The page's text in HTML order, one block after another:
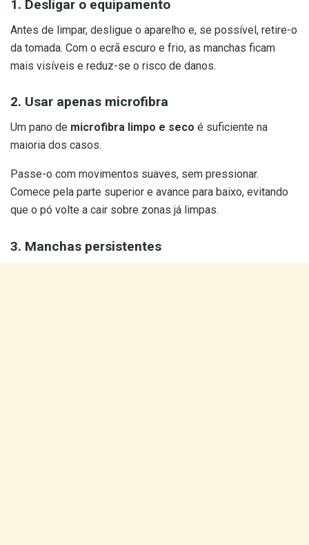
1. Desligar o equipamento
Antes de limpar, desligue o aparelho e, se possível, retire-o
da tomada. Com o ecrã escuro e frio, as manchas ficam
mais visíveis e reduz-se o risco de danos.
2. Usar apenas microfibra
Um pano de microfibra limpo e seco é suficiente na
maioria dos casos.
Passe-o com movimentos suaves, sem pressionar.
Comece pela parte superior e avance para baixo, evitando
que o pó volte a cair sobre zonas já limpas.
3. Manchas persistentes